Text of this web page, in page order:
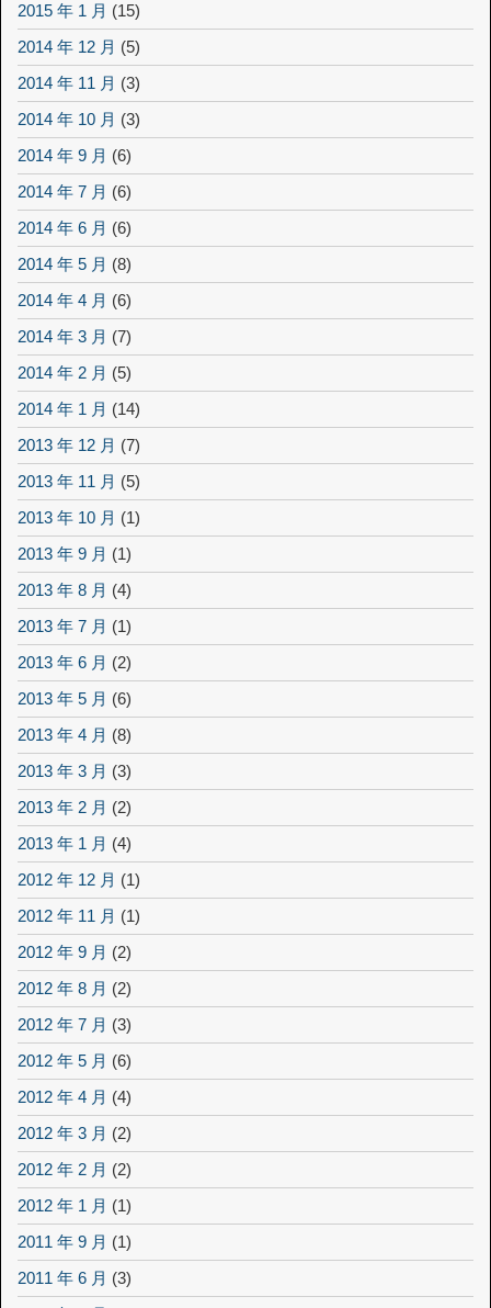
2015 年 1 月 (15)
2014 年 12 月 (5)
2014 年 11 月 (3)
2014 年 10 月 (3)
2014 年 9 月 (6)
2014 年 7 月 (6)
2014 年 6 月 (6)
2014 年 5 月 (8)
2014 年 4 月 (6)
2014 年 3 月 (7)
2014 年 2 月 (5)
2014 年 1 月 (14)
2013 年 12 月 (7)
2013 年 11 月 (5)
2013 年 10 月 (1)
2013 年 9 月 (1)
2013 年 8 月 (4)
2013 年 7 月 (1)
2013 年 6 月 (2)
2013 年 5 月 (6)
2013 年 4 月 (8)
2013 年 3 月 (3)
2013 年 2 月 (2)
2013 年 1 月 (4)
2012 年 12 月 (1)
2012 年 11 月 (1)
2012 年 9 月 (2)
2012 年 8 月 (2)
2012 年 7 月 (3)
2012 年 5 月 (6)
2012 年 4 月 (4)
2012 年 3 月 (2)
2012 年 2 月 (2)
2012 年 1 月 (1)
2011 年 9 月 (1)
2011 年 6 月 (3)